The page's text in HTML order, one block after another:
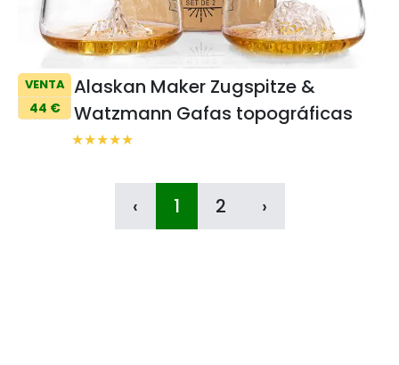
VENTA
44 €
Alaskan Maker Zugspitze &
Watzmann Gafas topográficas
‹ 1 2 ›